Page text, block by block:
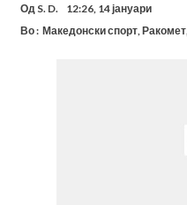
Од S. D.
12:26, 14 јануари
Во : Македонски спорт, Ракомет,